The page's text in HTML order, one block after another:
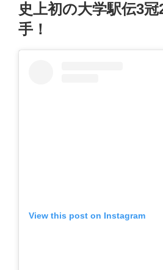
史上初の大学駅伝3
手！
View this post on Instagram